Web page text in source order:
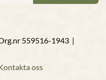
559516-1943 |
oss